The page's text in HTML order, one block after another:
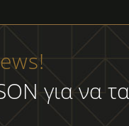
για να